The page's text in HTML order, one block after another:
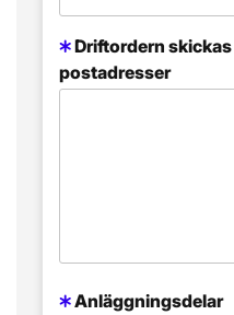
postadresser
Anläggningsdelar